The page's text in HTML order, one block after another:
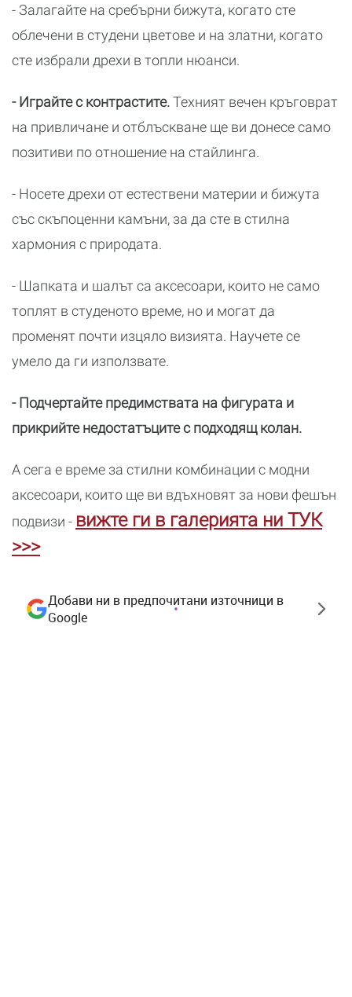
- Залагайте на сребърни бижута, когато сте
облечени в студени цветове и на златни, когато
сте избрали дрехи в топли нюанси.
- Играйте с контрастите.Техният вечен кръговрат
на привличане и отблъскване ще ви донесе само
позитиви по отношение на стайлинга.
- Носете дрехи от естествени материи и бижута
със скъпоценни камъни, за да сте в стилна
хармония с природата.
- Шапката и шалът са аксесоари, които не само
топлят в студеното време, но и могат да
променят почти изцяло визията. Научете се
умело да ги използвате.
- Подчертайте предимствата на фигурата и
прикрийте недостатъците с подходящ колан.
А сега е време за стилни комбинации с модни
аксесоари, които ще ви вдъхновят за нови фешън
подвизи - вижте ги в галерията ни ТУК
>>>
Добави ни в предпочитани източници в
Google